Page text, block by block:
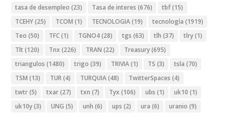
tasa de desempleo (23) Tasa de interes (676) tbf(15)
TCEHY(25) TCOM (1) TECNOLOGIA(19) tecnología (1919)
Teo (50) TFC(1) TGNO4(28) tgs (63) tlh (37) tlry(1)
Tlt (120) Tnx (226) TRAN (22) Treasury(695)
triangulos (1480) trigo (39) TRIVIA(1) TS (3) tsla (70)
TSM (13) TUR(4) TURQUIA(48) TwitterSpaces (4)
twtr(5) txar(27) txn (7) Tyx (106) ubs (1) uk10 (1)
uk10y(3) UNG (5) unh (6) ups (2) ura (6) uranio (9)